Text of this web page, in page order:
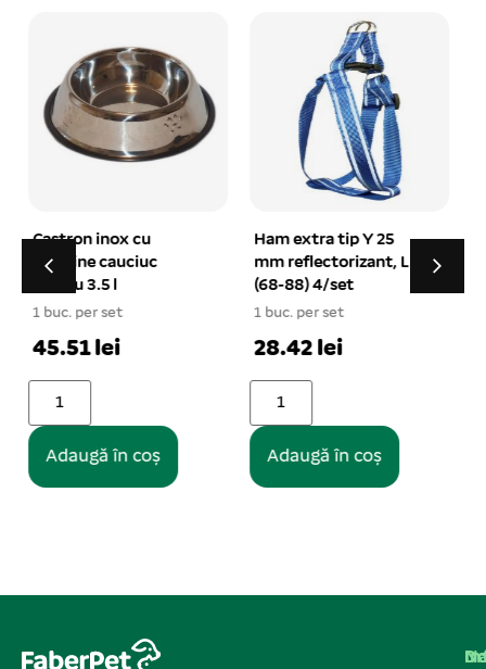
Ham extra tip Y 25
mm reflectorizant, L
(68-88) 4/set
1 buc. per set
28.42 lei
Adaugă în coș
Lesa piele nr. 3 rosu 16
mm/110 cm
1 buc. per set
21.99 lei